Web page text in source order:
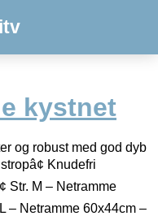
kystnet
og robust med god dyb
Knudefri
Str. M – Netramme
– Netramme 60x44cm –